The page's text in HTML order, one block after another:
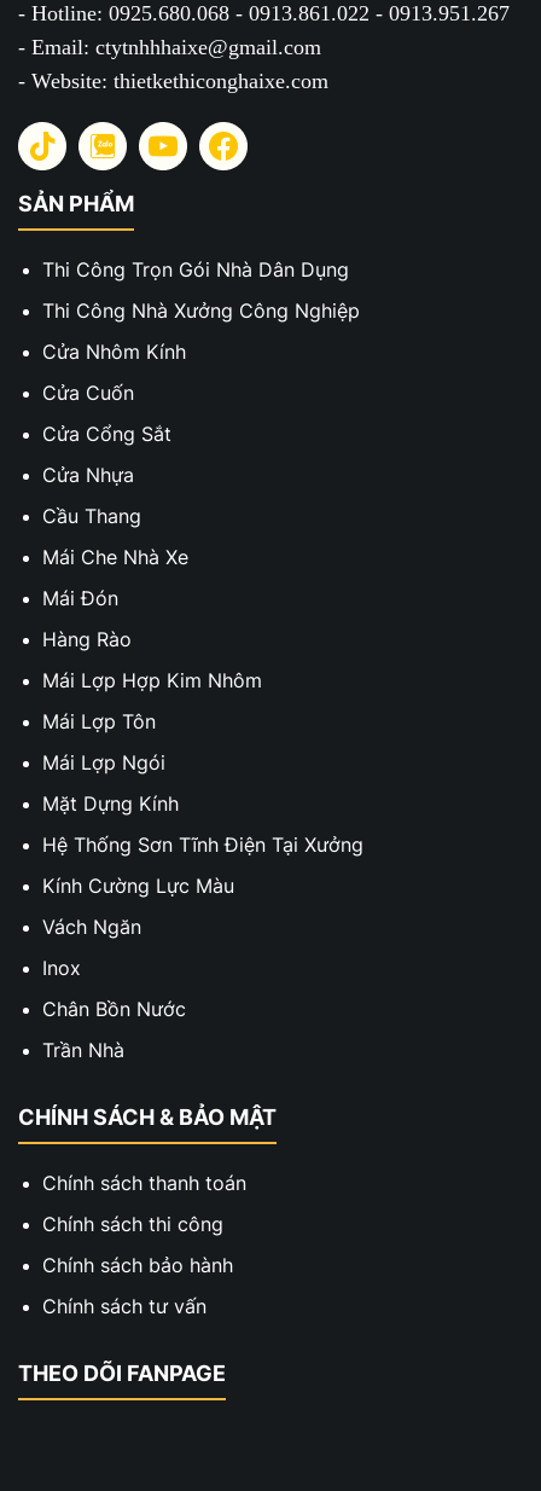
- Hotline: 0925.680.068 - 0913.861.022 - 0913.951.267
- Email: ctytnhhhaixe@gmail.com
- Website: thietkethiconghaixe.com
SẢN PHẨM
Thi Công Trọn Gói Nhà Dân Dụng
Thi Công Nhà Xưởng Công Nghiệp
Cửa Nhôm Kính
Cửa Cuốn
Cửa Cổng Sắt
Cửa Nhựa
Cầu Thang
Mái Che Nhà Xe
Mái Đón
Hàng Rào
Mái Lợp Hợp Kim Nhôm
Mái Lợp Tôn
Mái Lợp Ngói
Mặt Dựng Kính
Hệ Thống Sơn Tĩnh Điện Tại Xưởng
Kính Cường Lực Màu
Vách Ngăn
Inox
Chân Bồn Nước
Trần Nhà
CHÍNH SÁCH & BẢO MẬT
Chính sách thanh toán
Chính sách thi công
Chính sách bảo hành
Chính sách tư vấn
THEO DÕI FANPAGE